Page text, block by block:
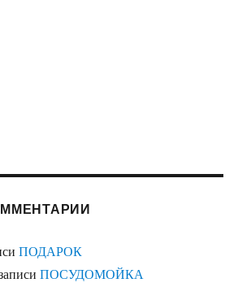
ПОДАРОК
ПОСУДОМОЙКА